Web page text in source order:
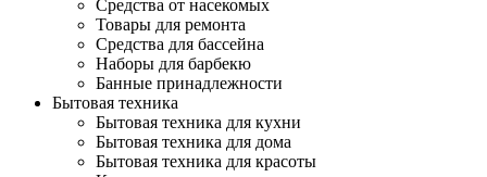
Средства от насекомых
Товары для ремонта
Средства для бассейна
Наборы для барбекю
Банные принадлежности
Бытовая техника
Бытовая техника для кухни
Бытовая техника для дома
Бытовая техника для красоты